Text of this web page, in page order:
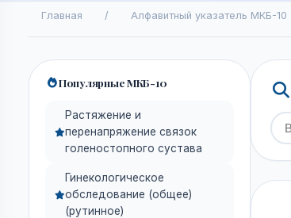
Главная / Алфавитный указатель МКБ-10
Популярные МКБ-10
Растяжение и
перенапряжение связок
голеностопного сустава
Гинекологическое
обследование (общее)
(рутинное)